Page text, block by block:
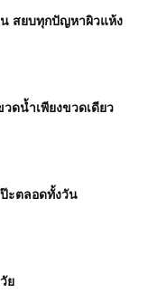
สยบทุกปัญหาผิวแห้ง
ดน้ำเพียงขวดเดียว
ะตลอดทั้งวัน
ย